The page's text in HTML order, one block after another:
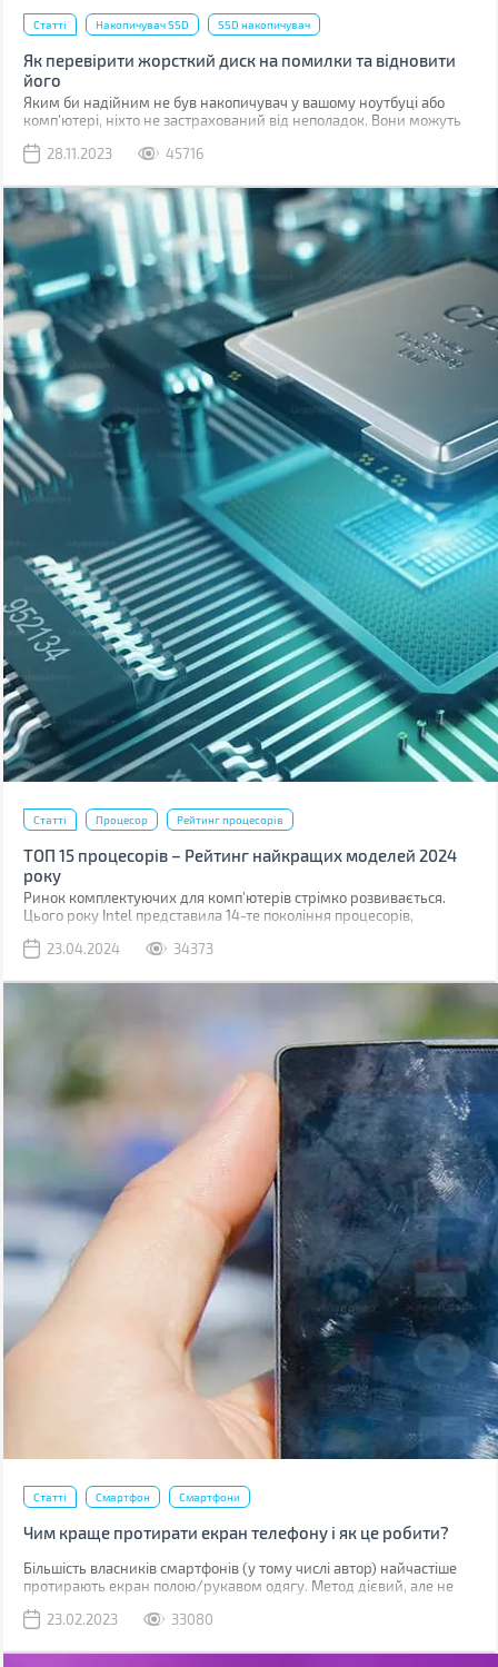
Статті Накопичувач SSD SSD накопичувач
Як перевірити жорсткий диск на помилки та відновити
його
Яким би надійним не був накопичувач у вашому ноутбуці або
комп'ютері, ніхто не застрахований від неполадок. Вони можуть
ушкодженнями комірок пам'яті.
28.11.2023 45716
Статті Процесор Рейтинг процесорів
ТОП 15 процесорів – Рейтинг найкращих моделей 2024
року
Ринок комплектуючих для комп'ютерів стрімко розвивається.
Цього року Intel представила 14-те покоління процесорів,
рішення для платформ з підтримкою шини обміну даними PCI 5.0
23.04.2024 34373
Статті Смартфон Смартфони
Чим краще протирати екран телефону і як це робити?
Більшість власників смартфонів (у тому числі автор) найчастіше
протирають екран полою/рукавом одягу. Метод дієвий, але не
уважно придивитесь до дисплея, скоріше за все побачите
очищення.
23.02.2023 33080